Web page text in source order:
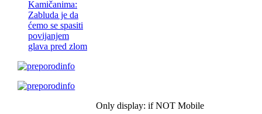
Kamičanima:
Zabluda je da
ćemo se spasiti
povijanjem
glava pred zlom
Only display: if NOT Mobile